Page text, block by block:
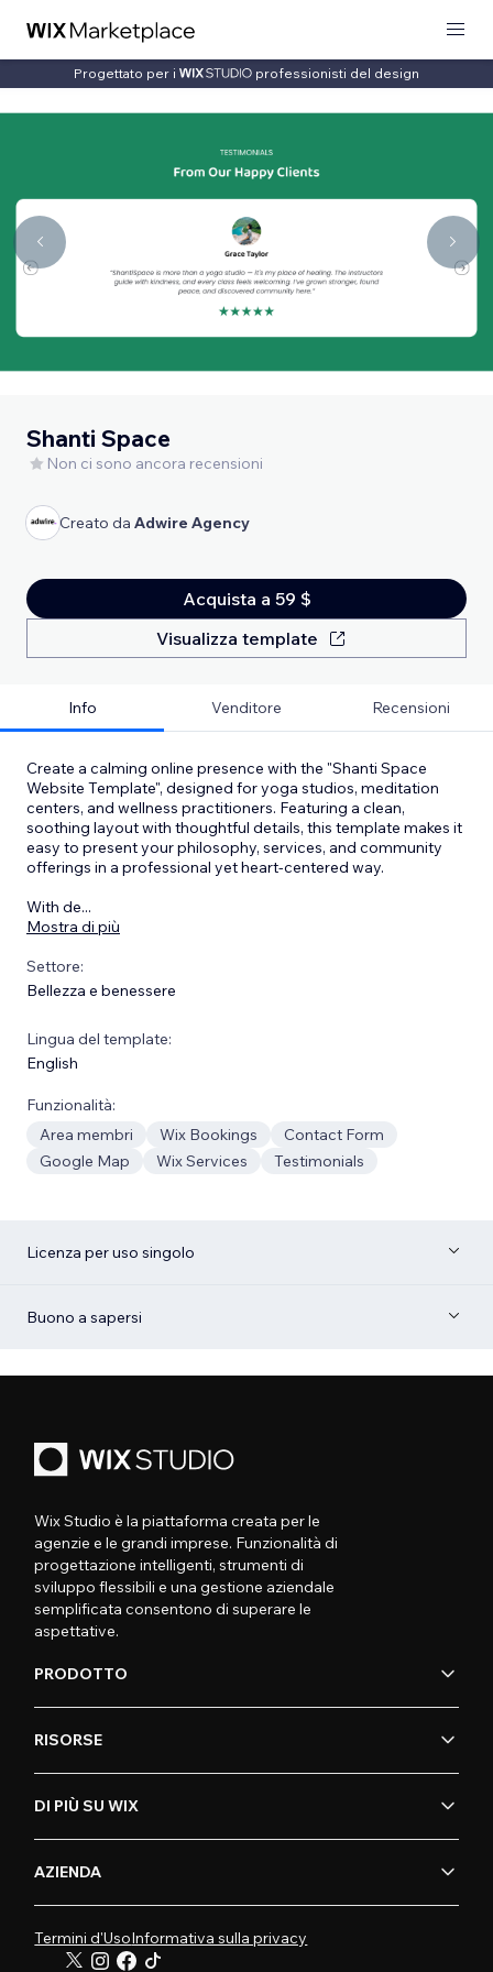
Progettato per i professionisti del design
Shanti Space
Non ci sono ancora recensioni
Creato da Adwire Agency
Acquista a 59 $
Visualizza template
Info Venditore Recensioni
Create a calming online presence with the "Shanti Space
Website Template", designed for yoga studios, meditation
centers, and wellness practitioners. Featuring a clean,
soothing layout with thoughtful details, this template makes it
easy to present your philosophy, services, and community
offerings in a professional yet heart-centered way.
With de...
Mostra di più
Settore:
Bellezza e benessere
Lingua del template:
English
Funzionalità:
Area membri
Wix Bookings
Contact Form
Google Map
Wix Services Testimonials
Licenza per uso singolo
Buono a sapersi
Wix Studio è la piattaforma creata per le
agenzie e le grandi imprese. Funzionalità di
progettazione intelligenti, strumenti di
sviluppo flessibili e una gestione aziendale
semplificata consentono di superare le
aspettative.
PRODOTTO
RISORSE
DI PIÙ SU WIX
AZIENDA
Termini d'UsoInformativa sulla privacy